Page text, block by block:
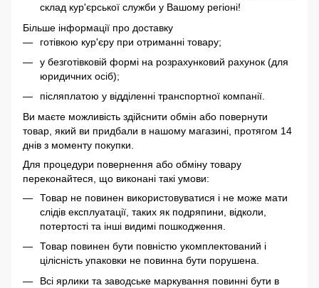
склад кур'єрської служби у Вашому регіоні!
Більше інформації про доставку
готівкою кур'єру при отриманні товару;
у безготівковій формі на розрахунковий рахунок (для
юридичних осіб);
післяплатою у відділенні транспортної компанії.
Ви маєте можливість здійснити обмін або повернути
товар, який ви придбали в нашому магазині, протягом 14
днів з моменту покупки.
Для процедури повернення або обміну товару
переконайтеся, що виконані такі умови:
Товар не повинен використовуватися і не може мати
слідів експлуатації, таких як подряпини, відколи,
потертості та інші видимі пошкодження.
Товар повинен бути повністю укомплектований і
цілісність упаковки не повинна бути порушена.
Всі ярлики та заводське маркування повинні бути в